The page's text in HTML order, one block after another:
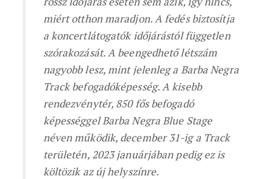
miért otthon maradjon. A fedés biztosítja
a koncertlátogatók időjárástól független
szórakozását. A beengedhető létszám
nagyobb lesz, mint jelenleg a Barba Negra
Track befogadóképesség. A kisebb
rendezvénytér, 850 fős befogadó
képességgel Barba Negra Blue Stage
néven működik, december 31-ig a Track
területén, 2023 januárjában pedig ez is
költözik az új helyszínre.